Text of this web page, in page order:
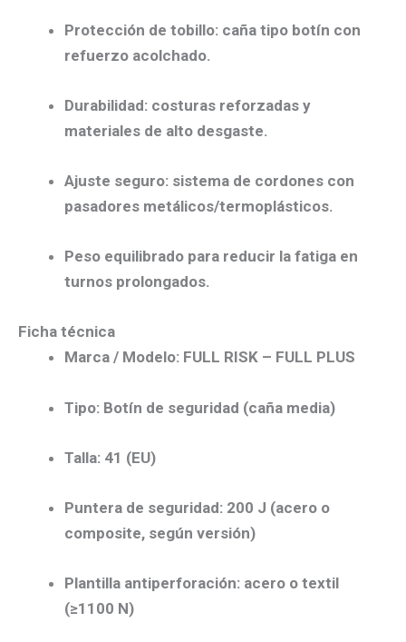
Protección de tobillo: caña tipo botín con
refuerzo acolchado.
Durabilidad: costuras reforzadas y
materiales de alto desgaste.
Ajuste seguro: sistema de cordones con
pasadores metálicos/termoplásticos.
Peso equilibrado para reducir la fatiga en
turnos prolongados.
Ficha técnica
Marca / Modelo: FULL RISK – FULL PLUS
Tipo: Botín de seguridad (caña media)
Talla: 41 (EU)
Puntera de seguridad: 200 J (acero o
composite, según versión)
Plantilla antiperforación: acero o textil
(≥1100 N)